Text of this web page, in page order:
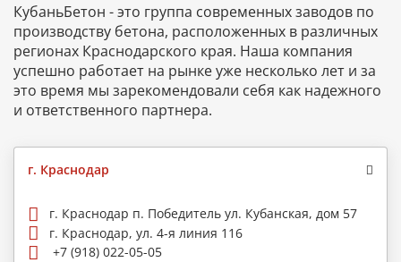
КубаньБетон - это группа современных заводов по
производству бетона, расположенных в различных
регионах Краснодарского края. Наша компания
успешно работает на рынке уже несколько лет и за
это время мы зарекомендовали себя как надежного
и ответственного партнера.
г. Краснодар
г. Краснодар п. Победитель ул. Кубанская, дом 57
г. Краснодар, ул. 4-я линия 116
+7 (918) 022-05-05